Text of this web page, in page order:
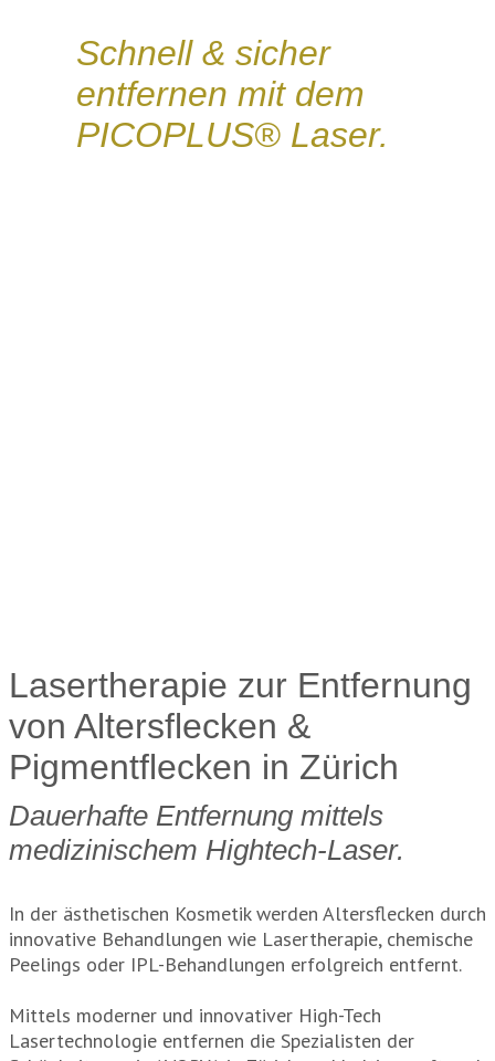
Schnell & sicher
entfernen mit dem
PICOPLUS® Laser.
Lasertherapie zur Entfernung
von Altersflecken &
Pigmentflecken in Zürich
Dauerhafte Entfernung mittels
medizinischem Hightech-Laser.
In der ästhetischen Kosmetik werden Altersflecken durch
innovative Behandlungen wie Lasertherapie, chemische
Peelings oder IPL-Behandlungen erfolgreich entfernt.
Mittels moderner und innovativer High-Tech
Lasertechnologie entfernen die Spezialisten der